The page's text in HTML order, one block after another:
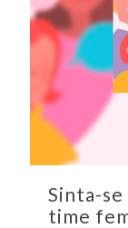
Sinta-
time